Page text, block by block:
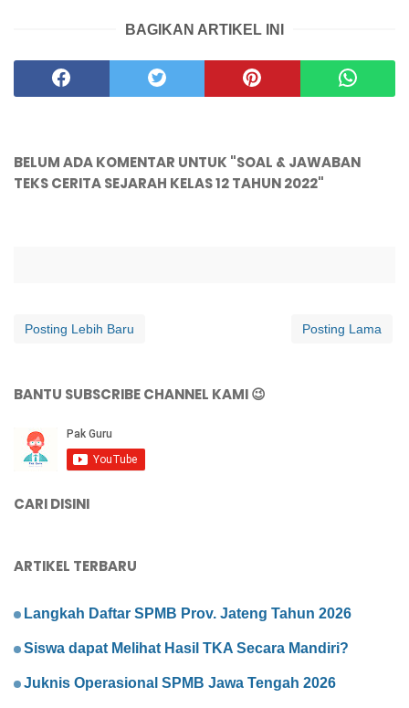
BAGIKAN ARTIKEL INI
BELUM ADA KOMENTAR UNTUK "SOAL & JAWABAN
TEKS CERITA SEJARAH KELAS 12 TAHUN 2022"
Posting Lebih Baru Posting Lama
BANTU SUBSCRIBE CHANNEL KAMI 😉
CARI DISINI
ARTIKEL TERBARU
Langkah Daftar SPMB Prov. Jateng Tahun 2026
Siswa dapat Melihat Hasil TKA Secara Mandiri?
Juknis Operasional SPMB Jawa Tengah 2026